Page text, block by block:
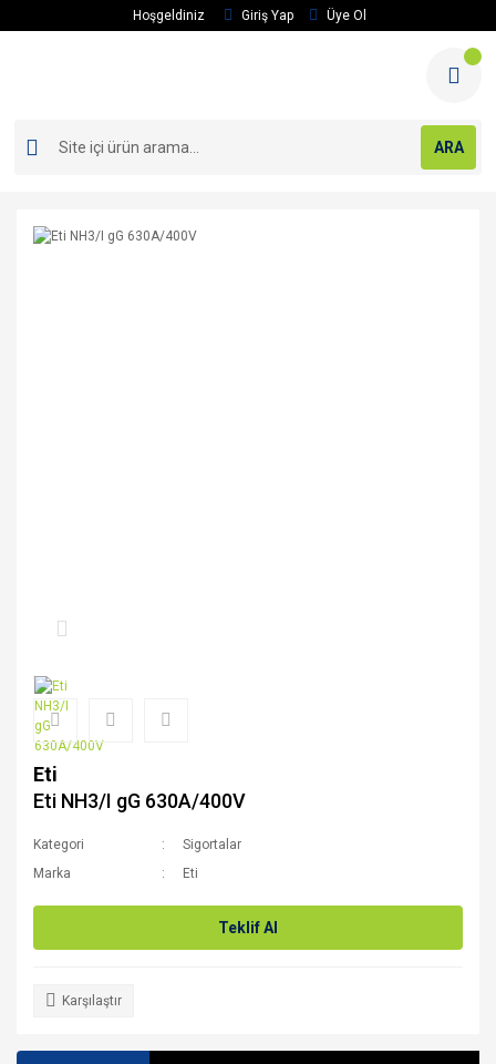
Hoşgeldiniz Giriş Yap Üye Ol
ARA
Eti
Eti NH3/I gG 630A/400V
Kategori
Sigortalar
Marka
Eti
Teklif Al
Karşılaştır